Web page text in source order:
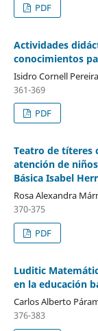
PDF
Actividades
conocimientos
Isidro Cornell Pereira
361-369
PDF
Teatro de títeres
atención de
Básica Isabel
Rosa Alexandra
370-375
PDF
Luditic
en la educación
Carlos Alberto
376-383